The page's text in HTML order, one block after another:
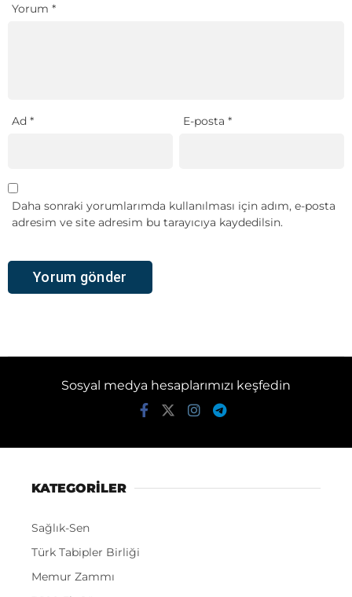
Yorum *
Ad * E-posta*
Daha sonraki yorumlarımda kullanılması için adım, e-posta
adresim ve site adresim bu tarayıcıya kaydedilsin.
Sosyal medya hesaplarımızı keşfedin
KATEGORİLER
Sağlık-Sen
Türk Tabipler Birliği
Memur Zammı